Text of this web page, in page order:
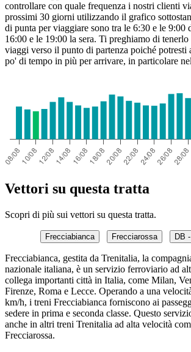
controllare con quale frequenza i nostri clienti
prossimi 30 giorni utilizzando il grafico
di punta per viaggiare sono tra le 6:30 e le 9:00
16:00 e le 19:00 la sera. Ti preghiamo di tenerlo
viaggi verso il punto di partenza poiché potresti
po' di tempo in più per arrivare, in particolare
Vettori su questa tratta
Scopri di più sui vettori su questa tratta.
Frecciabianca Frecciarossa DB
Frecciabianca, gestita da Trenitalia, la
nazionale italiana, è un servizio ferroviario ad
collega importanti città in Italia, come Milan,
Firenze, Roma e Lecce. Operando a una
km/h, i treni Frecciabianca forniscono ai
sedere in prima e seconda classe. Questo
anche in altri treni Trenitalia ad alta velocità
Frecciarossa.